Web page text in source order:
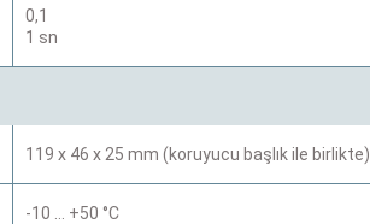
0,1
1 sn
119 x 46 x 25 mm (koruyucu başlık ile birlikte)
-10 … +50 °C